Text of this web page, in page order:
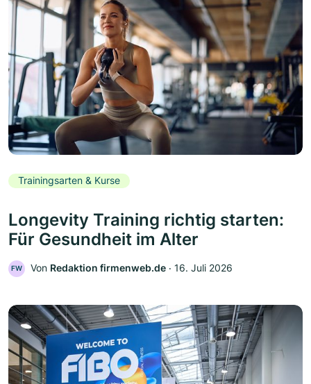
Trainingsarten & Kurse
Longevity Training richtig starten:
Für Gesundheit im Alter
FW Von Redaktion firmenweb.de ‧ 16. Juli 2026